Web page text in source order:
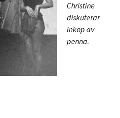
Christine
diskuterar
inköp av
penna.